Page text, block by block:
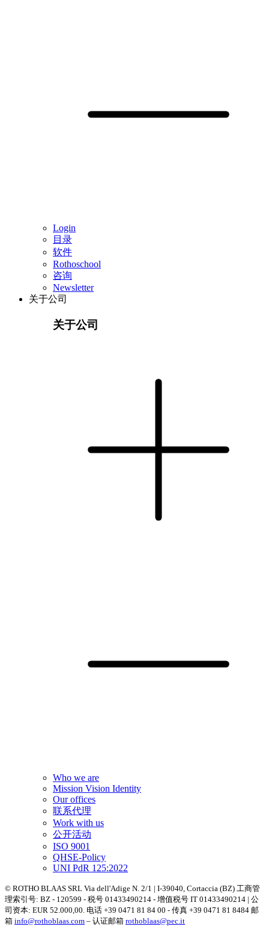
Login
目录
软件
Rothoschool
咨询
Newsletter
关于公司
关于公司
Who we are
Mission Vision Identity
Our offices
联系代理
Work with us
公开活动
ISO 9001
QHSE-Policy
UNI PdR 125:2022
© ROTHO BLAAS SRL Via dell'Adige N. 2/1 | I-39040, Cortaccia (BZ) 工商管
理索引号: BZ - 120599 - 税号 01433490214 - 增值税号 IT 01433490214 | 公
司资本: EUR 52.000,00. 电话 +39 0471 81 84 00 - 传真 +39 0471 81 8484 邮
箱 info@rothoblaas.com – 认证邮箱 rothoblaas@pec.it